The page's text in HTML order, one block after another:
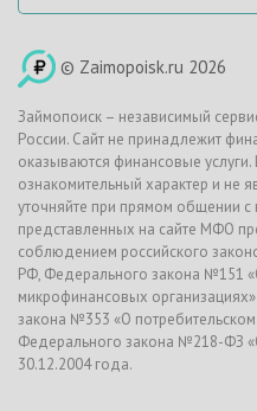
© Zaimopoisk.ru 2026
Займопоиск – независимый
России. Сайт не принадлежит
оказываются финансовые
ознакомительный характер и не
уточняйте при прямом общении с
представленных на сайте МФО
соблюдением российского
РФ, Федерального закона №151
микрофинансовых
закона №353 «О
Федерального закона №218-ФЗ
30.12.2004 года.